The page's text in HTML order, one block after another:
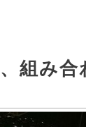
組み合